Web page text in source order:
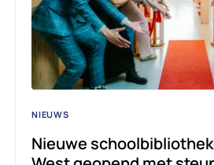
NIEUWS
Nieuwe